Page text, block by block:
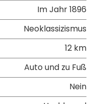
Im Jahr 1896
Neoklassizismus
12 km
Auto und zu Fuß
Nein